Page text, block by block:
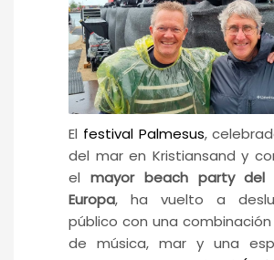
El festival Palmesus,
del mar en Kristiansand y
el mayor beach party
Europa, ha vuelto a
público con una
de música, mar y una